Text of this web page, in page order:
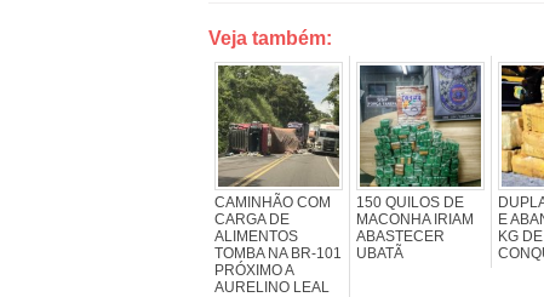
Veja também:
CAMINHÃO COM
CARGA DE
ALIMENTOS
TOMBA NA BR-101
PRÓXIMO A
AURELINO LEAL
150 QUILOS DE
MACONHA IRIAM
ABASTECER
UBATÃ
E
KG